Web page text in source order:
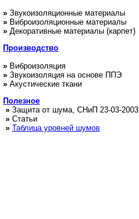
» Звукоизоляционные материалы
» Виброизоляционные материалы
» Декоративные материалы (карпет)
Производство
» Виброизоляция
» Звукоизоляция на основе ППЭ
» Акустические ткани
Полезное
» Защита от шума, СНиП 23-03-2003
» Статьи
» Таблица уровней шумов